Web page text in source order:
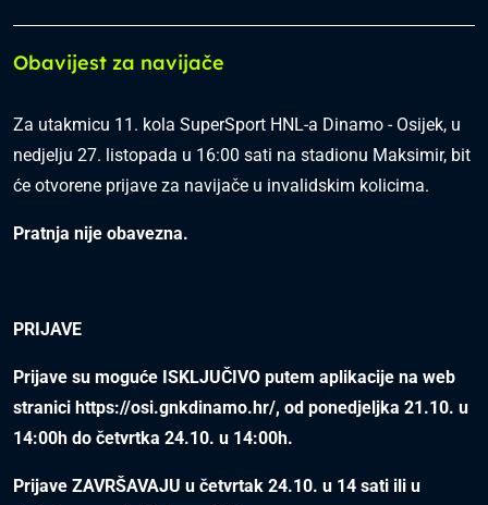
Obavijest za navijače
Za utakmicu 11. kola SuperSport HNL-a Dinamo - Osijek, u
nedjelju 27. listopada u 16:00 sati na stadionu Maksimir, bit
će otvorene prijave za navijače u invalidskim kolicima.
Pratnja nije obavezna.
PRIJAVE
Prijave su moguće ISKLJUČIVO putem aplikacije na web
stranici https://osi.gnkdinamo.hr/, od ponedjeljka 21.10. u
14:00h do četvrtka 24.10. u 14:00h.
Prijave ZAVRŠAVAJU u četvrtak 24.10. u 14 sati ili u